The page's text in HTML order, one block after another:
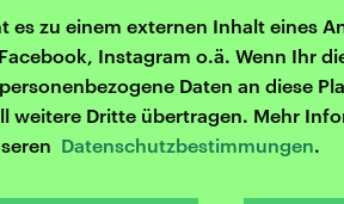
es zu einem externen Inhalt eines
Instagram o.ä. Wenn Ihr
Daten an diese
weitere Dritte übertragen. Mehr
Datenschutzbestimmungen.